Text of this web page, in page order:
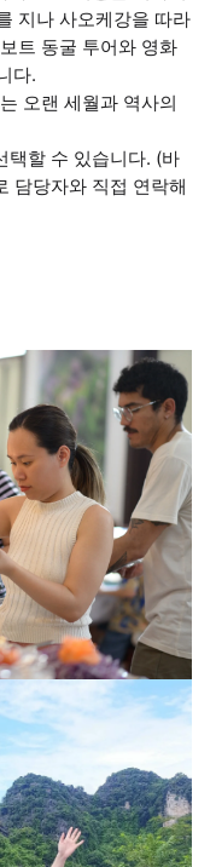
지나 사오케강을 따라
트 동굴 투어와 영화
다.
오랜 세월과 역사의
택할 수 있습니다. (바
담당자와 직접 연락해